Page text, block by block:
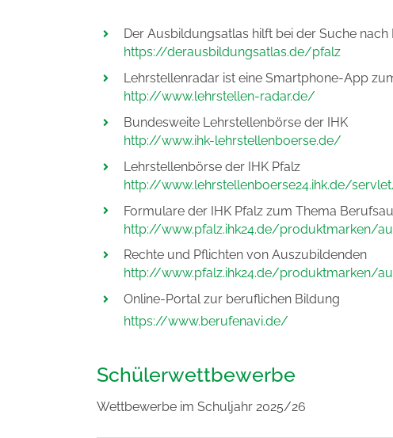
Der Ausbildungsatlas hilft bei der Suche nach
https://derausbildungsatlas.de/pfalz
Lehrstellenradar ist eine Smartphone-App
http://www.lehrstellen-radar.de/
Bundesweite Lehrstellenbörse der IHK
http://www.ihk-lehrstellenboerse.de/
Lehrstellenbörse der IHK Pfalz
http://www.lehrstellenboerse24.ihk.de/
Formulare der IHK Pfalz zum Thema
http://www.pfalz.ihk24.de/produktmarken/
Rechte und Pflichten von Auszubildenden
http://www.pfalz.ihk24.de/produktmarken/
Online-Portal zur beruflichen Bildung
https://www.berufenavi.de/
Schülerwettbewerbe
Wettbewerbe im Schuljahr 2025/26